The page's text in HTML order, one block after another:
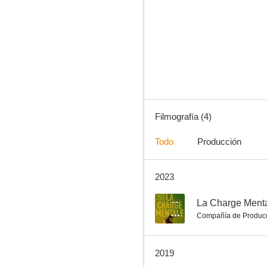
Filmografía (4)
Todo Producción
2023
-- La Charge
Compañía de
2019